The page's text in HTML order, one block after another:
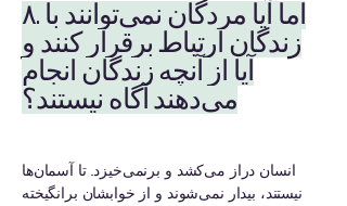
۸. اما آیا مردگان نمی‌توانند با
زندگان ارتباط برقرار کنند و
آیا از آنچه زندگان انجام
می‌دهند آگاه نیستند؟
انسان دراز می‌کشد و برنمی‌خیزد. تا آسمان‌ها
نیستند، بیدار نمی‌شوند و از خوابشان برانگیخته